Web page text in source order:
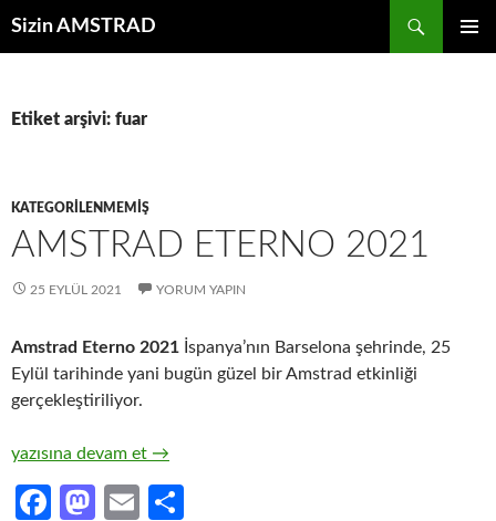
Sizin AMSTRAD
Etiket arşivi: fuar
KATEGORILENMEMIŞ
AMSTRAD ETERNO 2021
25 EYLÜL 2021 YORUM YAPIN
Amstrad Eterno 2021 İspanya’nın Barselona şehrinde, 25
Eylül tarihinde yani bugün güzel bir Amstrad etkinliği
gerçekleştiriliyor.
Amstrad Eterno 2021
yazısına devam et →
Fa
M
E